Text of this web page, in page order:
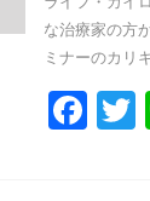
o
o
k
な治療家の方
ミナーのカリ
F